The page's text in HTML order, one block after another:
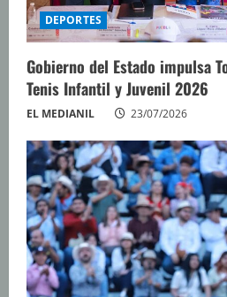
DEPORTES
Gobierno del Estado impulsa
Tenis Infantil y Juvenil 2026
EL MEDIANIL 23/07/2026